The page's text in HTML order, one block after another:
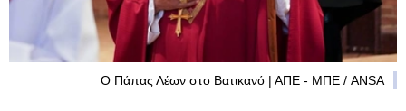
Ο Πάπας Λέων στο Βατικανό | ΑΠΕ - ΜΠΕ / ANSA